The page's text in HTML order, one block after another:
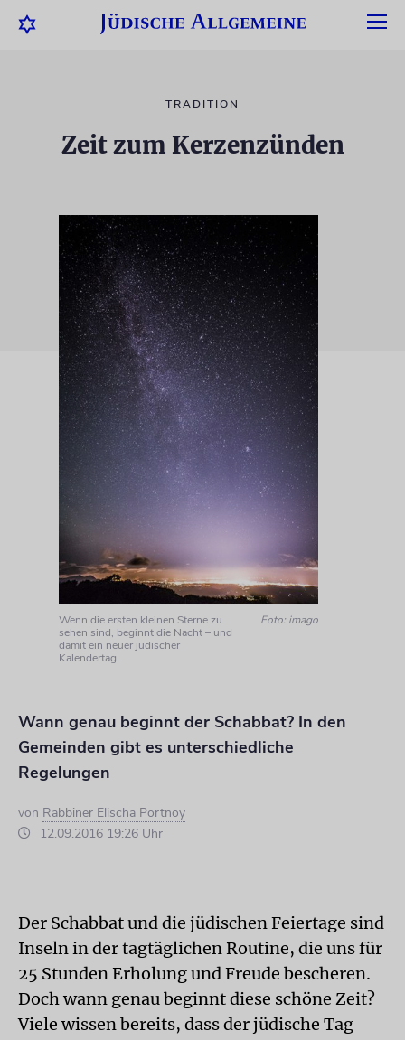
TRADITION
Zeit zum Kerzenzünden
Wenn die ersten kleinen Sterne zu
sehen sind, beginnt die Nacht – und
damit ein neuer jüdischer
Kalendertag.
Foto: imago
Wann genau beginnt der Schabbat? In den
Gemeinden gibt es unterschiedliche
Regelungen
von Rabbiner Elischa Portnoy
12.09.2016 19:26 Uhr
Der Schabbat und die jüdischen Feiertage sind
Inseln in der tagtäglichen Routine, die uns für
25 Stunden Erholung und Freude bescheren.
Doch wann genau beginnt diese schöne Zeit?
Viele wissen bereits, dass der jüdische Tag